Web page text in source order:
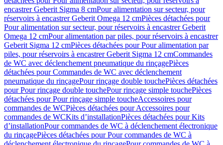
encastrer Geberit Sigma 8 cmPour alimentation sur secteur, pour
réservoirs à encastrer Geberit Omega 12 cmPièces détachées pour
Pour alimentation sur secteur, pour réservoirs à encastrer Geberit
Omega 12 cmPour alimentation par piles, pour réservoirs à encastrer
Geberit Sigma 12 cmPièces détachées pour Pour alimentation par
piles, pour réservoirs à encastrer Geberit Sigma 12 cmCommandes
de WC avec déclenchement pneumatique du rinçagePièces
détachées pour Commandes de WC avec déclenchement
pneumatique du rinçagePour rinçage double touchePièces détachées
pour Pour rinçage double touchePour rinçage simple touchePièces
détachées pour Pour rinçage simple toucheAccessoires pour
commandes de WCPièces détachées pour Accessoires pour
commandes de WCKits d’installationPièces détachées pour Kits
d’installationPour commandes de WC à déclenchement électronique
du rinçagePièces détachées pour Pour commandes de WC à